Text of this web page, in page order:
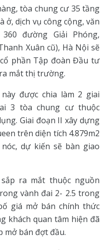
tòa chung cư 35 tầng
ở, dịch vụ công cộng, văn
đường Giải Phóng,
Xuân cũ), Hà Nội sẽ
phần Tập đoàn Đầu tư
mắt thị trường.
được chia làm 2 giai
3 tòa chung cư thuộc
Giai đoạn II xây dựng
trên diện tích 4.879m2
dự kiến sẽ bàn giao
ra mắt thuộc nguồn
vành đai 2- 2.5 trong
giá mở bán chính thức
khách quan tâm hiện đã
mở bán đợt đầu.